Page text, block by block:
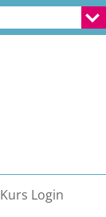
Kurs Login